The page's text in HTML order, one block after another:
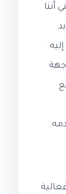
أننا